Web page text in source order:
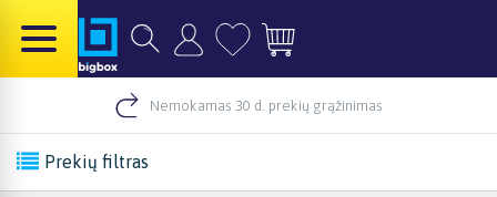
Nemokamas 30 d. prekių grąžinimas
Prekių filtras